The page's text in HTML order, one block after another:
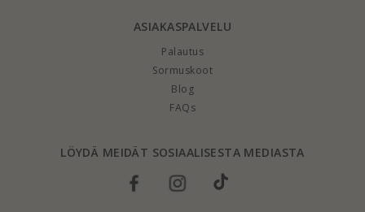
ASIAKASPALVELU
Palautus
Sormuskoot
Blog
FAQs
LÖYDÄ MEIDÄT SOSIAALISESTA MEDIASTA